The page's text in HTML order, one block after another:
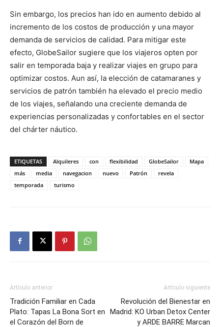
Sin embargo, los precios han ido en aumento debido al
incremento de los costos de producción y una mayor
demanda de servicios de calidad. Para mitigar este
efecto, GlobeSailor sugiere que los viajeros opten por
salir en temporada baja y realizar viajes en grupo para
optimizar costos. Aun así, la elección de catamaranes y
servicios de patrón también ha elevado el precio medio
de los viajes, señalando una creciente demanda de
experiencias personalizadas y confortables en el sector
del chárter náutico.
ETIQUETAS Alquileres con flexibilidad GlobeSailor
Mapa
más
media navegacion nuevo Patrón
revela
temporada
turismo
Artículo anterior
Tradición Familiar en Cada
Plato: Tapas La Bona Sort en
el Corazón del Born de
Artículo siguiente
Revolución del Bienestar en
Madrid: KO Urban Detox Center
y ARDE BARRE Marcan